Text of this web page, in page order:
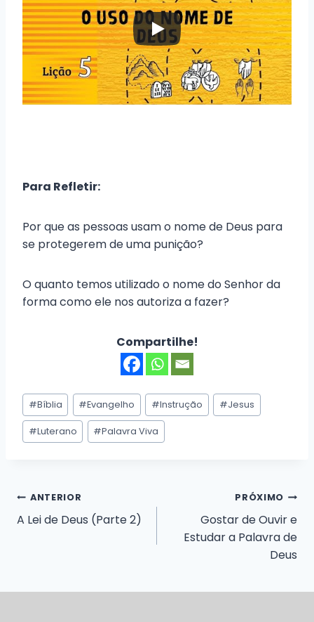
Para Refletir:
Por que as pessoas usam o nome de Deus para
se protegerem de uma punição?
O quanto temos utilizado o nome do Senhor da
forma como ele nos autoriza a fazer?
Compartilhe!
Tags
do
Post:
#Bíblia #Evangelho #Instrução #Jesus
#Luterano #Palavra Viva
Navegação
de
ANTERIOR
A Lei de Deus (Parte 2)
PRÓXIMO
Gostar de Ouvir e
Estudar a Palavra de
Deus